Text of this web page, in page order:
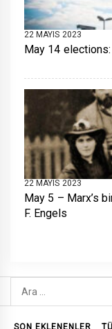
22 MAYIS 2023
May 14
22 MAYIS 2023
May 5 – Marx’s
F. Engels
Arama:
SON EKLENENLER